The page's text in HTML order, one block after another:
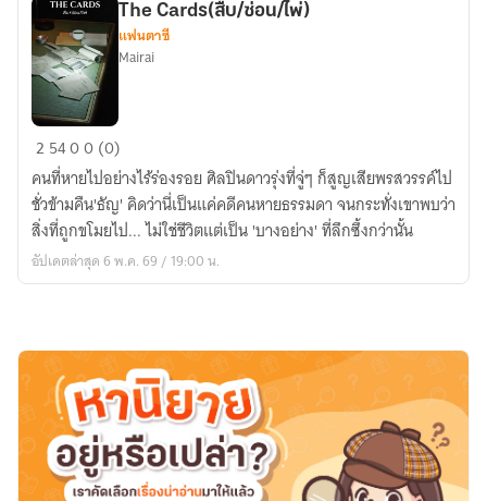
The
Cards(สืบ/
ซ่อน/
ไพ่)
The Cards(สืบ/ซ่อน/ไพ่)
แฟนตาซี
Mairai
2 5400 (0)
คนที่หายไปอย่างไร้ร่องรอย ศิลปินดาวรุ่งที่จู่ๆ ก็สูญเสียพรสวรรค์ไป
ชั่วข้ามคืน'ธัญ' คิดว่านี่เป็นแค่คดีคนหายธรรมดา จนกระทั่งเขาพบว่า
สิ่งที่ถูกขโมยไป... ไม่ใช่ชีวิตแต่เป็น 'บางอย่าง' ที่ลึกซึ้งกว่านั้น
อัปเดตล่าสุด 6 พ.ค. 69 / 19:00 น.